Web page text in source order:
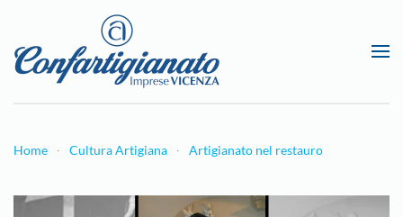
Passa al contenuto principale
Home Cultura Artigiana Artigianato nel restauro